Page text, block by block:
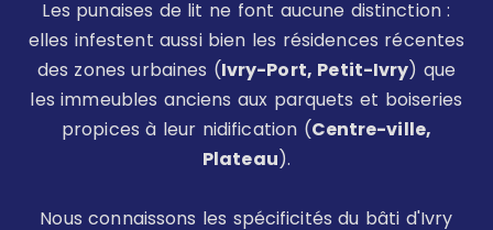
Les punaises de lit ne font aucune distinction :
elles infestent aussi bien les résidences récentes
des zones urbaines (Ivry-Port, Petit-Ivry) que
les immeubles anciens aux parquets et boiseries
propices à leur nidification (Centre-ville,
Plateau).
Nous connaissons les spécificités du bâti d'Ivry